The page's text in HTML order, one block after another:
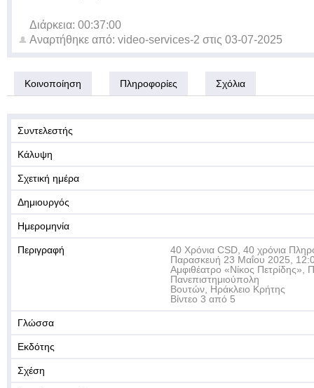
Διάρκεια: 00:37:00
Αναρτήθηκε από: video-services-2 στις 03-07-2025
Κοινοποίηση Πληροφορίες Σχόλια
Συντελεστής
Κάλυψη
Σχετική ημέρα
Δημιουργός
Ημερομηνία
Περιγραφή
40 Χρόνια CSD, 40 χρόνια
Παρασκευή 23 Μαΐου 2025,
Αμφιθέατρο «Νίκος Πετρίδης»,
Πανεπιστημιούπολη
Βουτών, Ηράκλειο Κρήτης
Βίντεο 3 από 5
Γλώσσα
Εκδότης
Σχέση